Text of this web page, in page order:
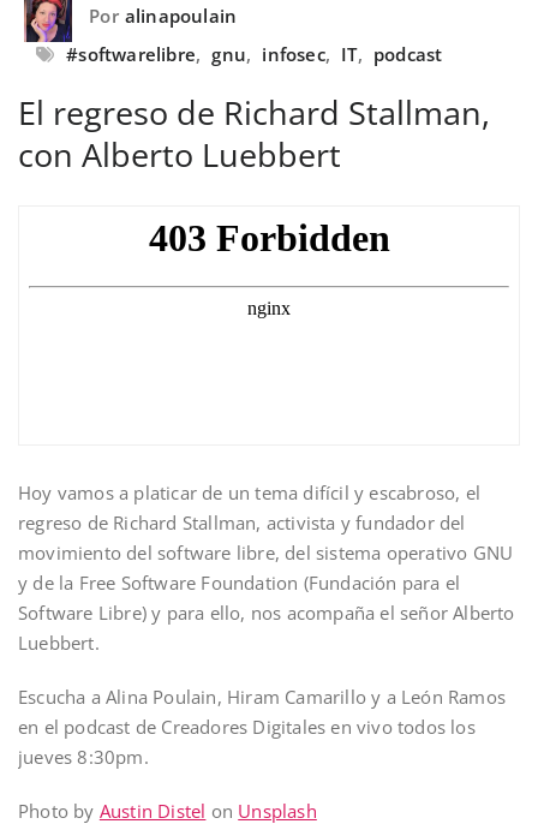
Por alinapoulain
#softwarelibre, gnu, infosec, IT, podcast
El regreso de Richard Stallman,
con Alberto Luebbert
Hoy vamos a platicar de un tema difícil y escabroso, el
regreso de Richard Stallman, activista y fundador del
movimiento del software libre, del sistema operativo GNU
y de la Free Software Foundation (Fundación para el
Software Libre) y para ello, nos acompaña el señor Alberto
Luebbert.
Escucha a Alina Poulain, Hiram Camarillo y a León Ramos
en el podcast de Creadores Digitales en vivo todos los
jueves 8:30pm.
Photo by Austin Distel on Unsplash